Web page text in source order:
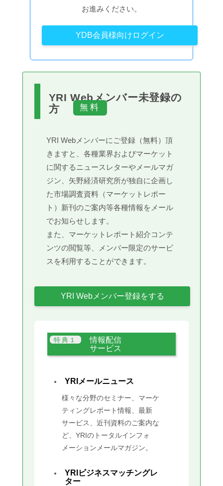
お進みください。
YDB会員様向けログイン
YRI Webメンバー未登録の
方
YRI Webメンバーにご登録（無料）頂
きますと、各種業界およびマーケット
に関するニュースレターやメールマガ
ジン、矢野経済研究所が独自に企画し
た市場調査資料（マーケットレポー
ト）新刊のご案内等各種情報をメール
でお知らせします。
また、マーケットレポート紹介コンテ
ンツの閲覧等、メンバー限定のサービ
スを利用することができます。
YRI Webメンバー登録をする
情報配信
サービス
YRIメールニュース
様々な分野のセミナー、マーケ
ティングレポート情報、最新
サービス、近刊資料のご案内な
ど、YRIのトータルインフォ
メーションメールマガジン。
YRIビジネスマッチングレ
ター